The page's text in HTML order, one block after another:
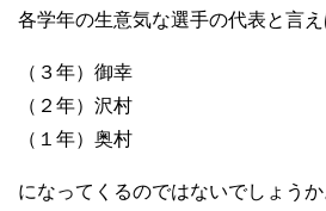
各学年の生意気な選手の代表と言え
（３年）御幸
（２年）沢村
（１年）奥村
になってくるのではないでしょうか